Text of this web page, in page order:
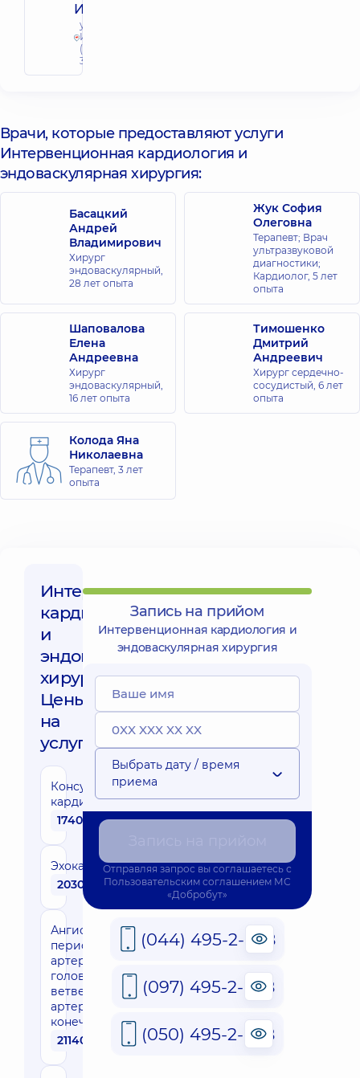
Идзиковских
ул. Семьи
Идзиковских
(М. Мишина),
3, г. Киев
Врачи, которые предоставляют услуги
Интервенционная кардиология и
эндоваскулярная хирургия:
Басацкий
Андрей
Владимирович
Хирург
эндоваскулярный,
28 лет опыта
Жук София
Олеговна
Терапевт; Врач
ультразвуковой
диагностики;
Кардиолог, 5 лет
опыта
Шаповалова
Елена
Андреевна
Хирург
эндоваскулярный,
16 лет опыта
Тимошенко
Дмитрий
Андреевич
Хирург сердечно-
сосудистый, 6 лет
опыта
Колода Яна
Николаевна
Терапевт, 3 лет
опыта
Интервенционная
кардиология
и
эндоваскулярная
хирургия,
Цены
на
услуги:
Консультация
кардиолога
1740 грн
Эхокардиография
2030 грн
Ангиография
периферических
артерий: шеи и
головы, почек,
ветвей аорты,
артерий нижних
конечностей
21140 грн
Запись на прийом
Интервенционная кардиология и
эндоваскулярная хирургия
Выбрать дату / время
приема
Отправляя запрос вы соглашаетесь с
Пользовательским соглашением МС
«Добробут»
(044) 495-2-888
(097) 495-2-888
(050) 495-2-888